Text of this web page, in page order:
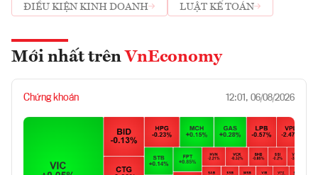
ĐIỀU KIỆN KINH DOANH
LUẬT KẾ TOÁN
Mới nhất trên VnEconomy
Chứng khoán 12:01, 06/08/2026